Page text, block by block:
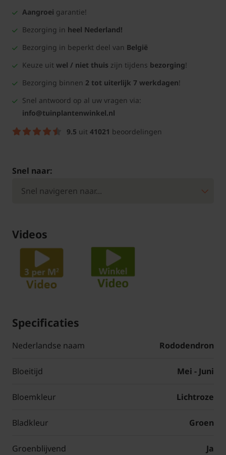
Aangroei garantie!
Bezorging in heel Nederland!
Bezorging in beperkt deel van België
Keuze uit wel / niet thuis zijn tijdens bezorging!
Bezorging binnen 2 tot uiterlijk 7 werkdagen!
Snel antwoord op al uw vragen via:
info@tuinplantenwinkel.nl
9.5 uit 41021 beoordelingen
Snel naar:
Videos
Specificaties
Nederlandse naam Rododendron
Bloeitijd Mei - Juni
Bloemkleur Lichtroze
Bladkleur Groen
Groenblijvend Ja